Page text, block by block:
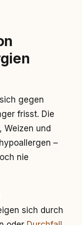
gegen
frisst. Die
Weizen und
–
nie
sich durch